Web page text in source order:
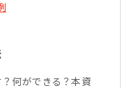
何ができる？本資